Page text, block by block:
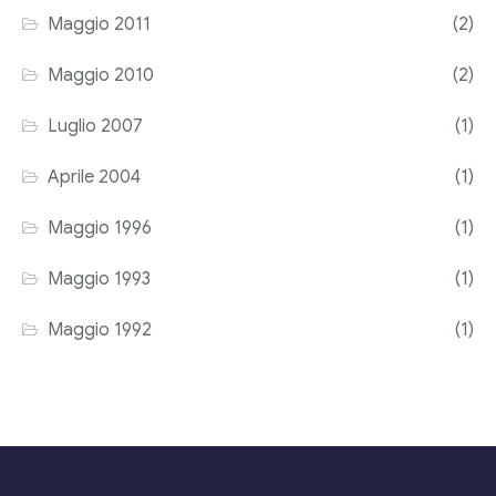
Maggio 2011 (2)
Maggio 2010 (2)
Luglio 2007 (1)
Aprile 2004 (1)
Maggio 1996 (1)
Maggio 1993 (1)
Maggio 1992 (1)